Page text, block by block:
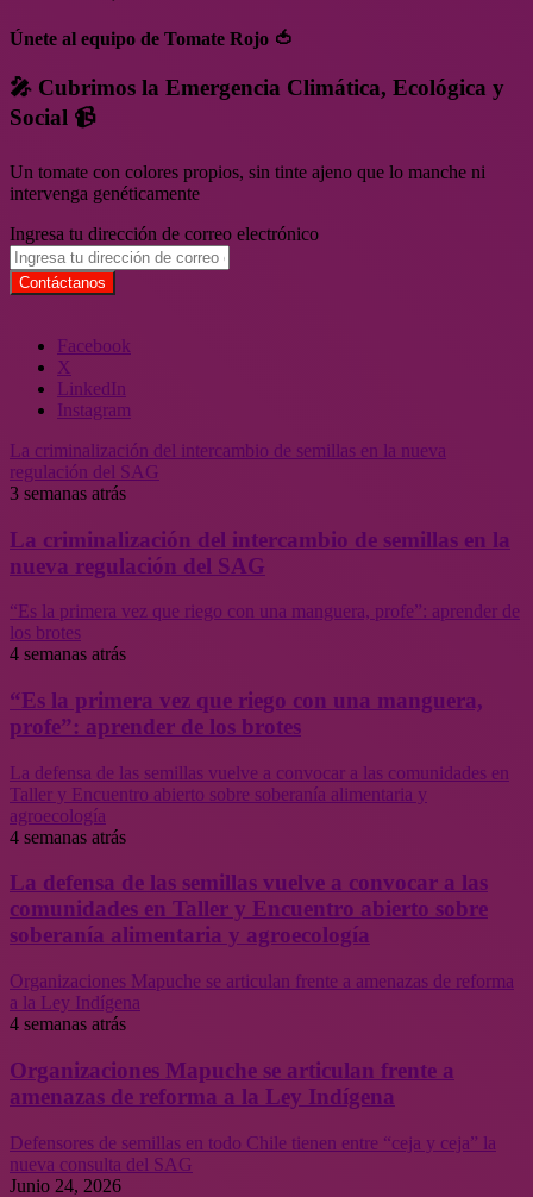
Únete al equipo de Tomate Rojo 🍅
🎤 Cubrimos la Emergencia Climática, Ecológica y
Social 📹
Un tomate con colores propios, sin tinte ajeno que lo manche ni
intervenga genéticamente
Ingresa tu dirección de correo electrónico
Facebook
X
LinkedIn
Instagram
La criminalización del intercambio de semillas en la nueva
regulación del SAG
3 semanas atrás
La criminalización del intercambio de semillas en la
nueva regulación del SAG
“Es la primera vez que riego con una manguera, profe”: aprender de
los brotes
4 semanas atrás
“Es la primera vez que riego con una manguera,
profe”: aprender de los brotes
La defensa de las semillas vuelve a convocar a las comunidades en
Taller y Encuentro abierto sobre soberanía alimentaria y
agroecología
4 semanas atrás
La defensa de las semillas vuelve a convocar a las
comunidades en Taller y Encuentro abierto sobre
soberanía alimentaria y agroecología
Organizaciones Mapuche se articulan frente a amenazas de reforma
a la Ley Indígena
4 semanas atrás
Organizaciones Mapuche se articulan frente a
amenazas de reforma a la Ley Indígena
Defensores de semillas en todo Chile tienen entre “ceja y ceja” la
nueva consulta del SAG
Junio 24, 2026